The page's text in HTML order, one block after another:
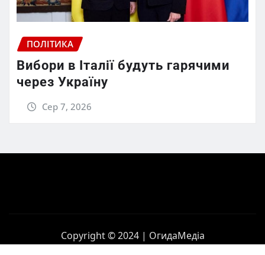
ПОЛІТИКА
Вибори в Італії будуть гарячими
через Україну
Сер 7, 2026
Copyright © 2024 | ОгидаМедіа